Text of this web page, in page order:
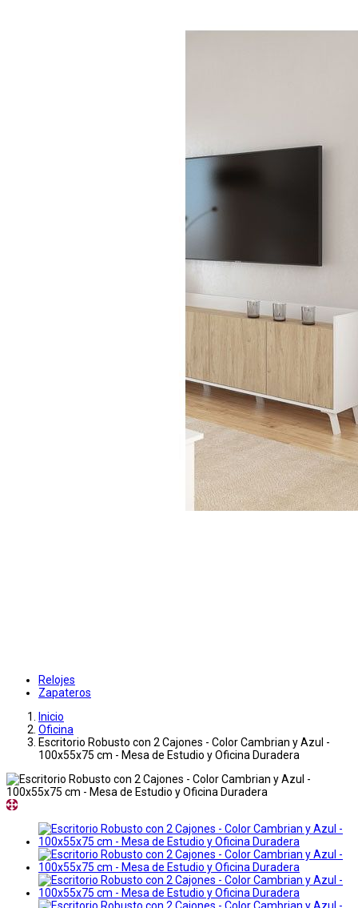
Relojes
Zapateros
Inicio
Oficina
Escritorio Robusto con 2 Cajones - Color Cambrian y Azul -
100x55x75 cm - Mesa de Estudio y Oficina Duradera